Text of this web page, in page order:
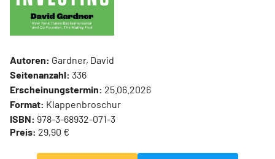
Autoren: Gardner, David
Seitenanzahl: 336
Erscheinungstermin: 25.06.2026
Format: Klappenbroschur
ISBN: 978-3-68932-071-3
Preis: 29,90 €